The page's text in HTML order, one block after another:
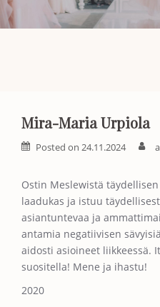
Mira-Maria Urpiola
Posted on 24.11.2024
Ostin Meslewistä
laadukas ja istuu
asiantuntevaa ja
antamia negatiivisen
aidosti asioineet liikkeessä.
suositella! Mene ja ihastu!
2020